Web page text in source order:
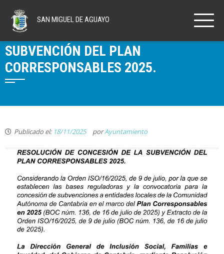
SAN MIGUELDE AGUAYO
RESOLUCIÓN DE CONCESIÓN DE LA
SUBVENCIÓN DEL PLAN
CORRESPONSABLES 2025.
Publicado el: 18/11/2025 porAyuntamiento